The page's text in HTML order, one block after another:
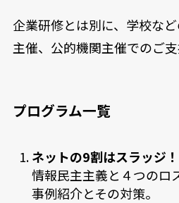
企業研修とは別に、学校な
主催、公的機関主催でのご支
プログラム一覧
ネットの9割はスラッジ！
情報民主主義と４つのロ
事例紹介とその対策。